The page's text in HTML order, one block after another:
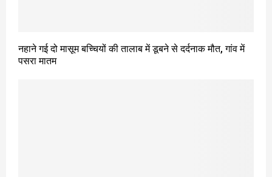
नहाने गई दो मासूम बच्चियों की तालाब में डूबने से दर्दनाक मौत, गांव में
पसरा मातम